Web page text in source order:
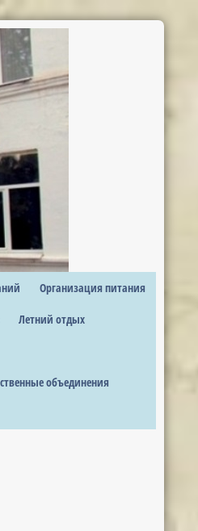
Организация питания
Летний отдых
объединения